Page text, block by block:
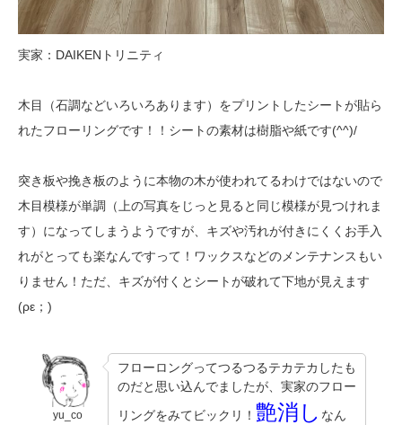
実家：DAIKENトリニティ
木目（石調などいろいろあります）をプリントしたシートが貼ら
れたフローリングです！！シートの素材は樹脂や紙です(^^)/
突き板や挽き板のように本物の木が使われてるわけではないので
木目模様が単調（上の写真をじっと見ると同じ模様が見つけれま
す）になってしまうようですが、キズや汚れが付きにくくお手入
れがとっても楽なんですって！ワックスなどのメンテナンスもい
りません！ただ、キズが付くとシートが破れて下地が見えます
(ρε；)
yu_co
フローロングってつるつるテカテカしたも
のだと思い込んでましたが、実家のフロー
リングをみてビックリ！ 艶消し なん